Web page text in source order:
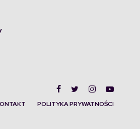
POLITYKA PRYWATNOŚCI